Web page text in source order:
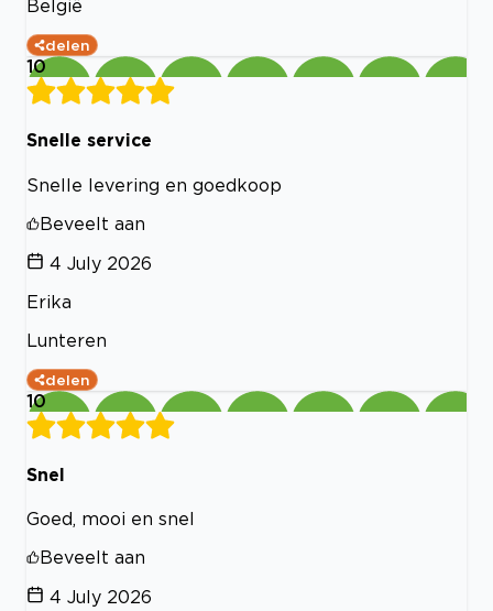
België
delen
10
Snelle service
Snelle levering en goedkoop
Beveelt aan
4 July 2026
Erika
Lunteren
delen
10
Snel
Goed, mooi en snel
Beveelt aan
4 July 2026